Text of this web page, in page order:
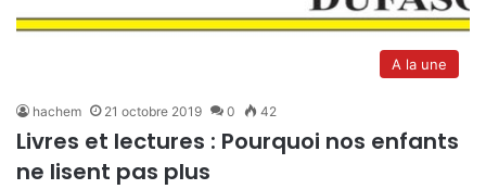
A la une
hachem 21 octobre 2019 0 42
Livres et lectures : Pourquoi nos enfants
ne lisent pas plus